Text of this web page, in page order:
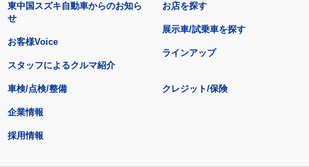
東中国スズキ自動車からのお知ら
せ
お客様Voice
スタッフによるクルマ紹介
お店を探す
展示車/試乗車を探す
ラインアップ
車検/点検/整備 クレジット/保険
企業情報
採用情報